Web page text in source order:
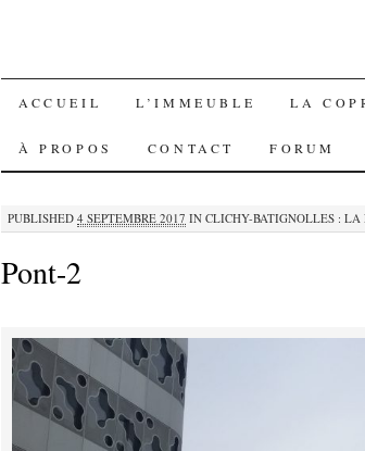
SKIP
TO
ACCUEIL L’IMMEUBLE LA
À PROPOS CONTACT FORUM
PUBLISHED 4 SEPTEMBRE 2017 IN CLICHY-BATIGNOLLES : LA
Pont-2